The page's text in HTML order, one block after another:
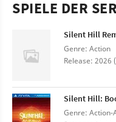
SPIELE DER
Silent Hill
Genre: Action
Release: 2026
Silent Hill:
Genre: Action-